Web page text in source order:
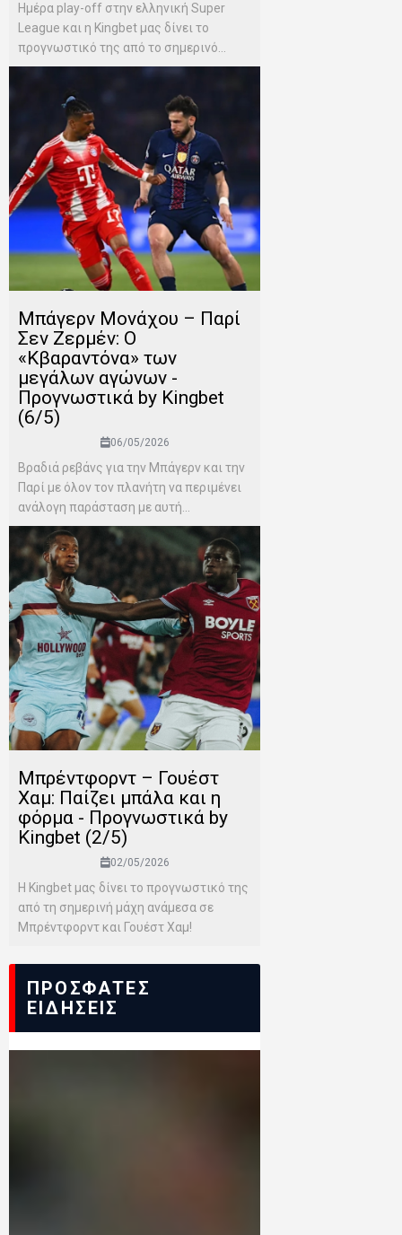
Ημέρα play-off στην ελληνική Super
League και η Kingbet μας δίνει το
προγνωστικό της από το σημερινό...
Μπάγερν Μονάχου – Παρί
Σεν Ζερμέν: Ο
«Κβαραντόνα» των
μεγάλων αγώνων -
Προγνωστικά by Kingbet
(6/5)
06/05/2026
Βραδιά ρεβάνς για την Μπάγερν και την
Παρί με όλον τον πλανήτη να περιμένει
ανάλογη παράσταση με αυτή...
Μπρέντφορντ – Γουέστ
Χαμ: Παίζει μπάλα και η
φόρμα - Προγνωστικά by
Kingbet (2/5)
02/05/2026
Η Kingbet μας δίνει το προγνωστικό της
από τη σημερινή μάχη ανάμεσα σε
Μπρέντφορντ και Γουέστ Χαμ!
ΠΡΟΣΦΑΤΕΣ
ΕΙΔΗΣΕΙΣ